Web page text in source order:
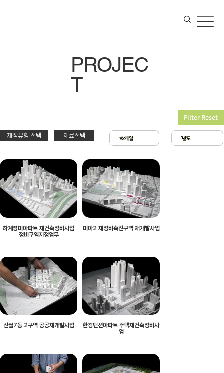
제작유형 선택 재료선택
Filter Reset
하계장미아파트 재건축정비사업
정비구역지정업무
미아2 재정비촉진구역 재개발사업
신월7동 2구역 공공재개발사업
한강맨션아파트 주택재건축정비사
업
스치로폴 & 우드락
아크릴 & 3D 프린팅
확대모형
제작유형선택
PT
제출
현상
PROJEC
T